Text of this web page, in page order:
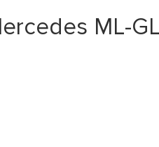
ML-GL-